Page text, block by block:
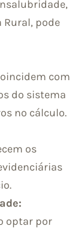
pode
com
do sistema
no cálculo.
os
optar por